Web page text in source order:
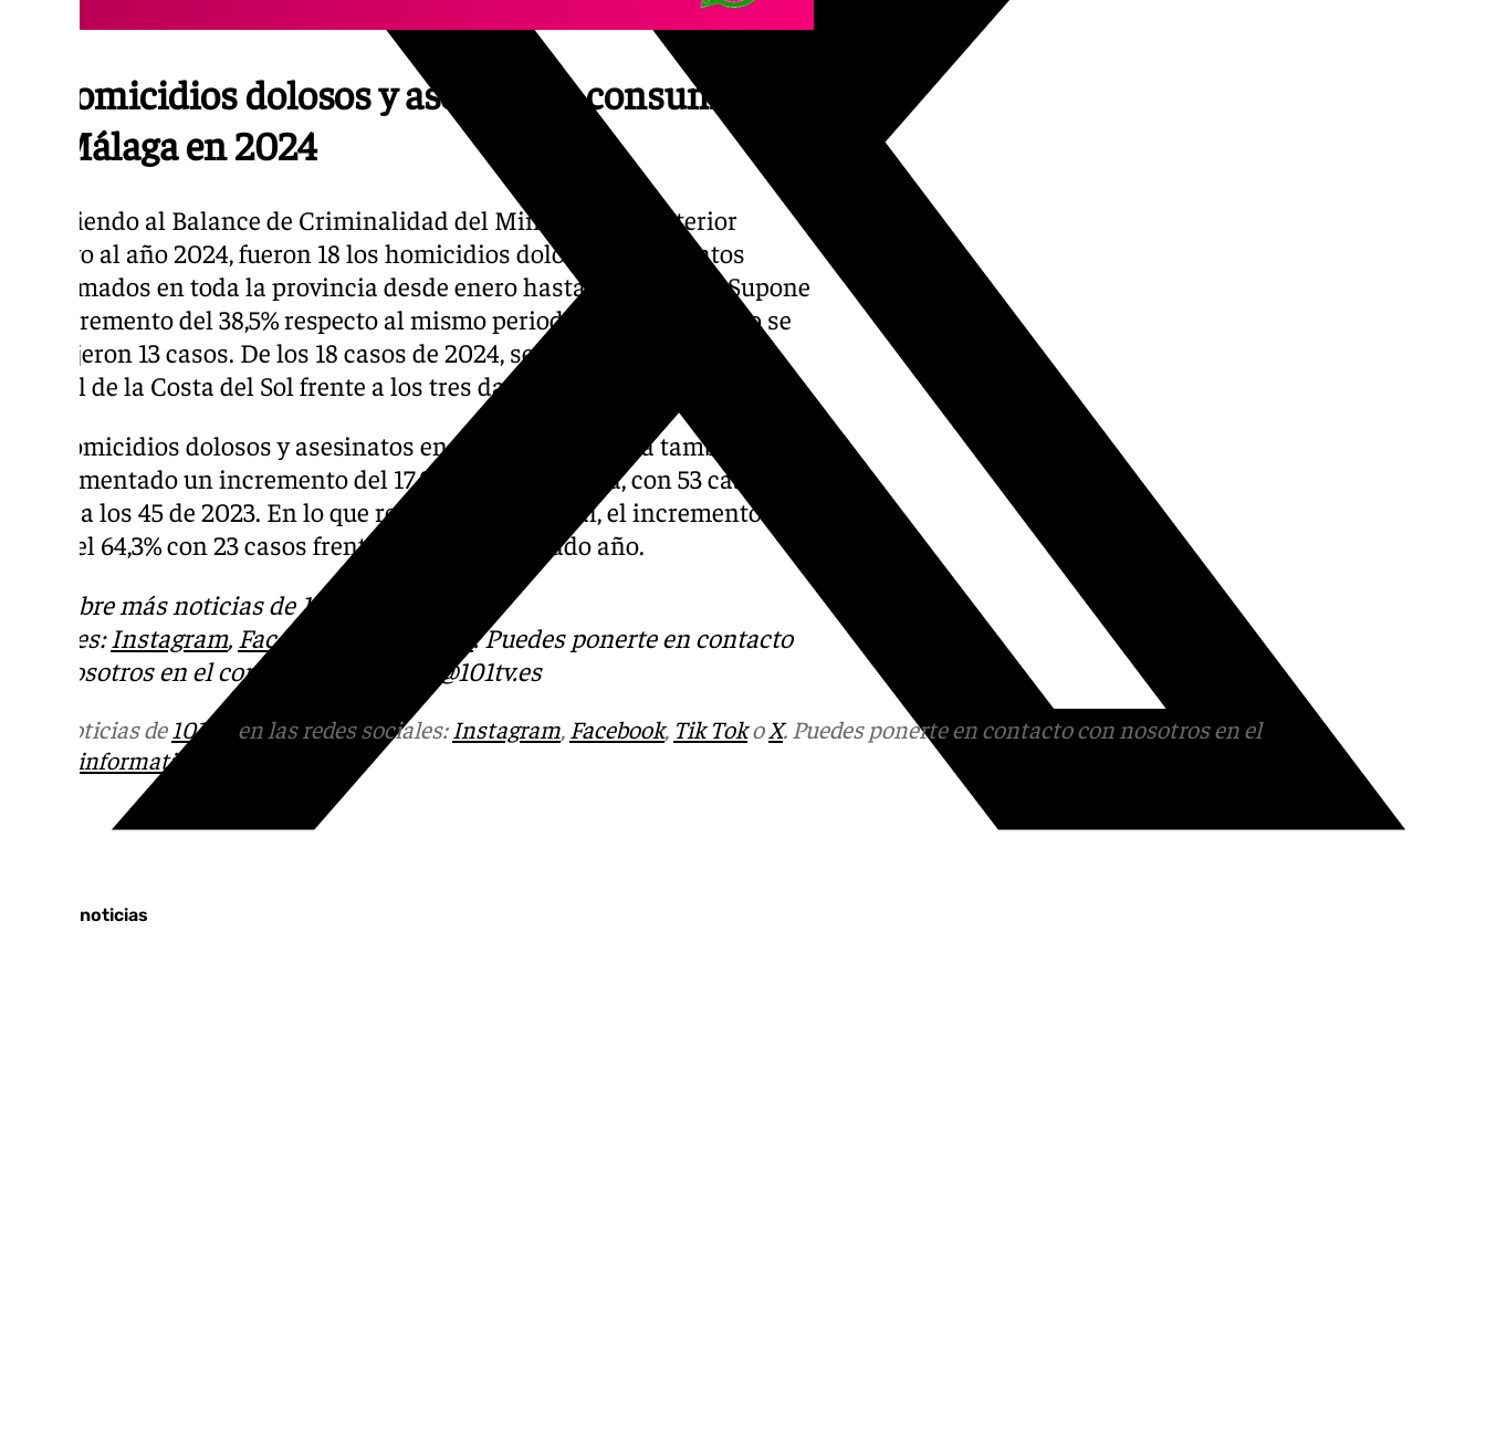
18 homicidios dolosos y asesinatos consumados
en Málaga en 2024
Atendiendo al Balance de Criminalidad del Ministerio de Interior
relativo al año 2024, fueron 18 los homicidios dolosos y asesinatos
consumados en toda la provincia desde enero hasta septiembre. Supone
un incremento del 38,5% respecto al mismo periodo de 2023, cuando se
produjeron 13 casos. De los 18 casos de 2024, seis se produjeron en la
capital de la Costa del Sol frente a los tres datados en 2023.
Los homicidios dolosos y asesinatos en grado de tentativa también han
experimentado un incremento del 17,8% en la provincia, con 53 casos
frente a los 45 de 2023. En lo que respecta a la capital, el incremento ha
sido del 64,3% con 23 casos frente a los 14 del pasado año.
Descubre más noticias de 101Tv en las redes
sociales:Instagram, Facebook
. Puedes ponerte en contacto
con nosotros en el correo
informativos@101tv.es
Más noticias de101TV en las redes sociales:Instagram, Facebook, Tik TokoX. Puedes ponerte en contacto con nosotros en el
informativos@101tv.es
Últimas noticias